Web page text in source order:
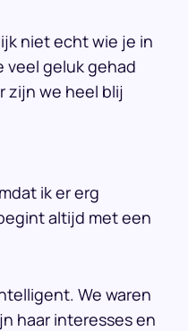
niet echt wie je in
veel geluk gehad
zijn we heel blij
ik er erg
altijd met een
We waren
haar interesses en